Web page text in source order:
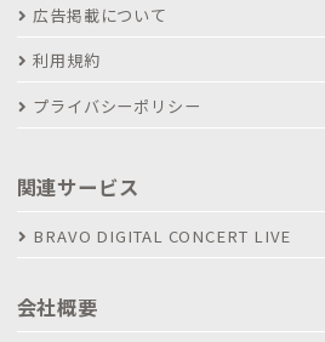
広告掲載について
利用規約
プライバシーポリシー
関連サービス
BRAVO DIGITAL CONCERT LIVE
会社概要